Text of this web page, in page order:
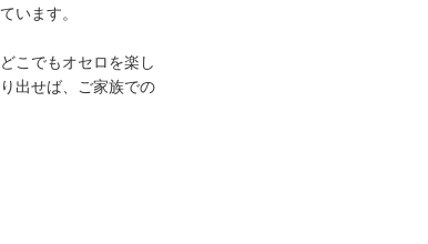
います。
こでもオセロを楽し
出せば、ご家族での